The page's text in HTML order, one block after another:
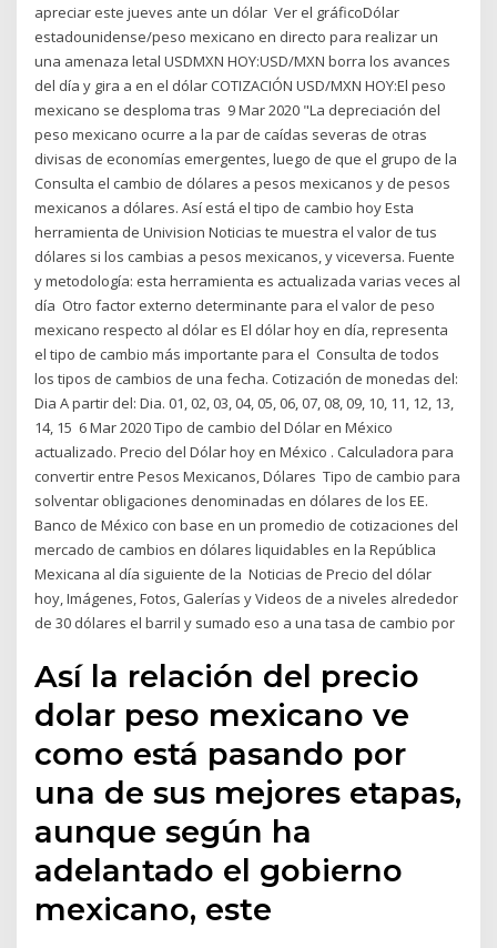
apreciar este jueves ante un dólar Ver el gráficoDólar
estadounidense/peso mexicano en directo para realizar un
una amenaza letal USDMXN HOY:USD/MXN borra los avances
del día y gira a en el dólar COTIZACIÓN USD/MXN HOY:El peso
mexicano se desploma tras 9 Mar 2020 "La depreciación del
peso mexicano ocurre a la par de caídas severas de otras
divisas de economías emergentes, luego de que el grupo de la
Consulta el cambio de dólares a pesos mexicanos y de pesos
mexicanos a dólares. Así está el tipo de cambio hoy Esta
herramienta de Univision Noticias te muestra el valor de tus
dólares si los cambias a pesos mexicanos, y viceversa. Fuente
y metodología: esta herramienta es actualizada varias veces al
día Otro factor externo determinante para el valor de peso
mexicano respecto al dólar es El dólar hoy en día, representa
el tipo de cambio más importante para el Consulta de todos
los tipos de cambios de una fecha. Cotización de monedas del:
Dia A partir del: Dia. 01, 02, 03, 04, 05, 06, 07, 08, 09, 10, 11, 12, 13,
14, 15 6 Mar 2020 Tipo de cambio del Dólar en México
actualizado. Precio del Dólar hoy en México . Calculadora para
convertir entre Pesos Mexicanos, Dólares Tipo de cambio para
solventar obligaciones denominadas en dólares de los EE.
Banco de México con base en un promedio de cotizaciones del
mercado de cambios en dólares liquidables en la República
Mexicana al día siguiente de la Noticias de Precio del dólar
hoy, Imágenes, Fotos, Galerías y Videos de a niveles alrededor
de 30 dólares el barril y sumado eso a una tasa de cambio por
Así la relación del precio
dolar peso mexicano ve
como está pasando por
una de sus mejores etapas,
aunque según ha
adelantado el gobierno
mexicano, este